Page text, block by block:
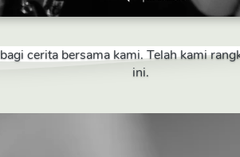
cerita bersama kami. Telah kami
ini.